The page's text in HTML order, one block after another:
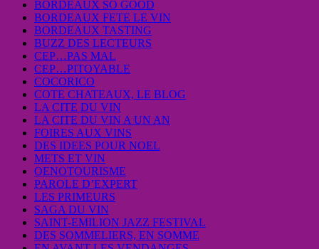
BORDEAUX SO GOOD
BORDEAUX FETE LE VIN
BORDEAUX TASTING
BUZZ DES LECTEURS
CEP…PAS MAL
CEP…PITOYABLE
COCORICO
COTE CHATEAUX, LE BLOG
LA CITE DU VIN
LA CITE DU VIN A UN AN
FOIRES AUX VINS
DES IDEES POUR NOEL
METS ET VIN
OENOTOURISME
PAROLE D’EXPERT
LES PRIMEURS
SAGA DU VIN
SAINT-EMILION JAZZ FESTIVAL
DES SOMMELIERS, EN SOMME